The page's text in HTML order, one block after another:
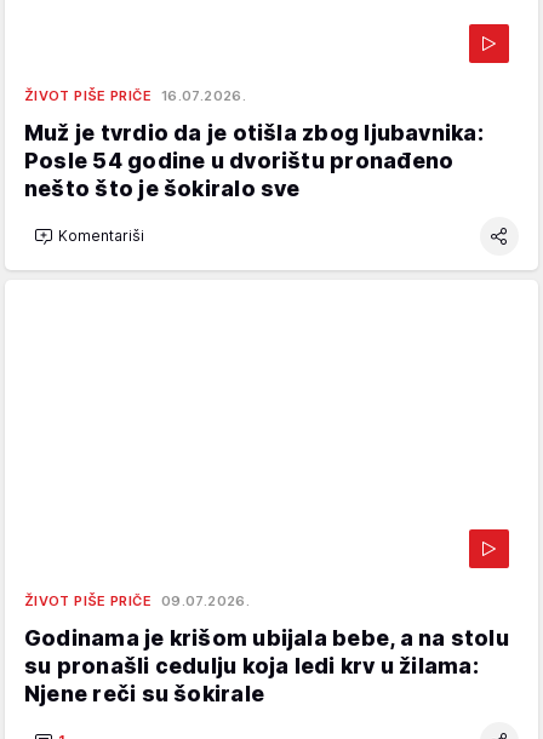
ŽIVOT PIŠE PRIČE 16.07.2026.
Muž je tvrdio da je otišla zbog ljubavnika:
Posle 54 godine u dvorištu pronađeno
nešto što je šokiralo sve
Komentariši
ŽIVOT PIŠE PRIČE 09.07.2026.
Godinama je krišom ubijala bebe, a na stolu
su pronašli cedulju koja ledi krv u žilama:
Njene reči su šokirale